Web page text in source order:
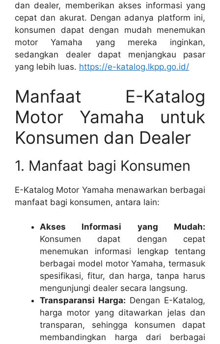
dan dealer, memberikan akses informasi yang
cepat dan akurat. Dengan adanya platform ini,
konsumen dapat dengan mudah menemukan
motor Yamaha yang mereka inginkan,
sedangkan dealer dapat menjangkau pasar
yang lebih luas. https://e-katalog.lkpp.go.id/
Manfaat E-Katalog
Motor Yamaha untuk
Konsumen dan Dealer
1. Manfaat bagi Konsumen
E-Katalog Motor Yamaha menawarkan berbagai
manfaat bagi konsumen, antara lain:
Akses Informasi yang Mudah:
Konsumen dapat dengan cepat
menemukan informasi lengkap tentang
berbagai model motor Yamaha, termasuk
spesifikasi, fitur, dan harga, tanpa harus
mengunjungi dealer secara langsung.
Transparansi Harga: Dengan E-Katalog,
harga motor yang ditawarkan jelas dan
transparan, sehingga konsumen dapat
membandingkan harga dari berbagai